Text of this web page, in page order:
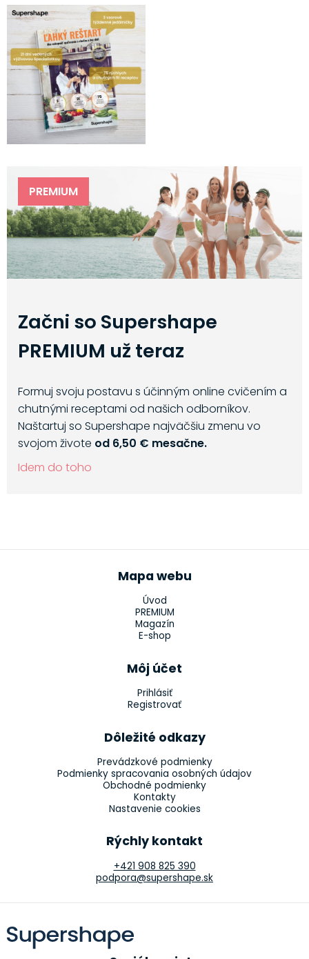
PREMIUM
Začni so Supershape
PREMIUM už teraz
Formuj svoju postavu s účinným online cvičením a
chutnými receptami od našich odborníkov.
Naštartuj so Supershape najväčšiu zmenu vo
svojom živote od 6,50 € mesačne.
Idem do toho
Mapa webu
Úvod
PREMIUM
Magazín
E-shop
Môj účet
Prihlásiť
Registrovať
Dôležité odkazy
Prevádzkové podmienky
Podmienky spracovania osobných údajov
Obchodné podmienky
Kontakty
Nastavenie cookies
Rýchly kontakt
+421 908 825 390
podpora@supershape.sk